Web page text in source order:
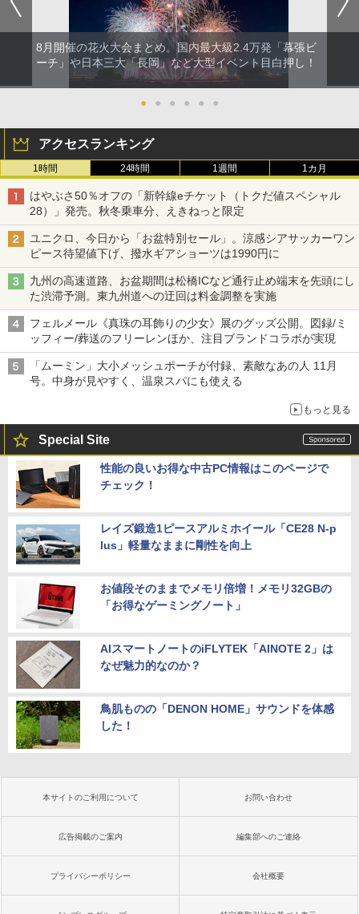
着替えテント トイレテント 透けない【換気
通気窓付き】収納袋付き UVカット 防水 防災
コンパクト iimono117 (ブルー)
8月開催の花火大会まとめ。国内最大級2.4万発「幕張ビ
ーチ」や日本三大「長岡」など大型イベント目白押し！
● ● ● ● ● ●
アクセスランキング
1時間 24時間 1週間 1カ月
はやぶさ50％オフの「新幹線eチケット（トクだ値スペシャル
28）」発売。秋冬乗車分、えきねっと限定
ユニクロ、今日から「お盆特別セール」。涼感シアサッカーワン
ピース待望値下げ、撥水ギアショーツは1990円に
九州の高速道路、お盆期間は松橋ICなど通行止め端末を先頭にし
た渋滞予測。東九州道への迂回は料金調整を実施
フェルメール《真珠の耳飾りの少女》展のグッズ公開。図録/ミ
ッフィー/葬送のフリーレンほか、注目ブランドコラボが実現
「ムーミン」大小メッシュポーチが付録、素敵なあの人 11月
号。中身が見やすく、温泉スパにも使える
もっと見る
Special Site
性能の良いお得な中古PC情報はこのページで
チェック！
レイズ鍛造1ピースアルミホイール「CE28 N-p
lus」軽量なままに剛性を向上
お値段そのままでメモリ倍増！メモリ32GBの
「お得なゲーミングノート」
AIスマートノートのiFLYTEK「AINOTE 2」は
なぜ魅力的なのか？
鳥肌ものの「DENON HOME」サウンドを体感
した！
本サイトのご利用について お問い合わせ
広告掲載のご案内 編集部へのご連絡
プライバシーポリシー 会社概要